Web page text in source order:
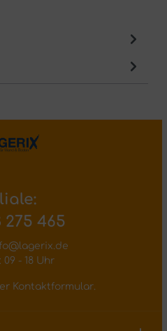
275 465
09 - 18 Uhr
Kontaktformular.